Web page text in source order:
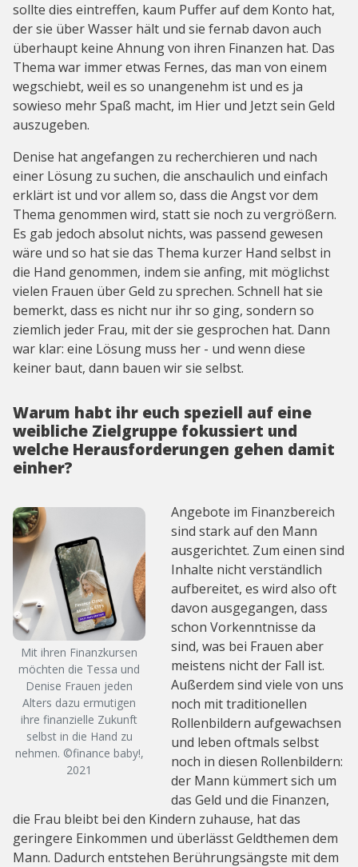
sollte dies eintreffen, kaum Puffer auf dem Konto hat,
der sie über Wasser hält und sie fernab davon auch
überhaupt keine Ahnung von ihren Finanzen hat. Das
Thema war immer etwas Fernes, das man von einem
wegschiebt, weil es so unangenehm ist und es ja
sowieso mehr Spaß macht, im Hier und Jetzt sein Geld
auszugeben.
Denise hat angefangen zu recherchieren und nach
einer Lösung zu suchen, die anschaulich und einfach
erklärt ist und vor allem so, dass die Angst vor dem
Thema genommen wird, statt sie noch zu vergrößern.
Es gab jedoch absolut nichts, was passend gewesen
wäre und so hat sie das Thema kurzer Hand selbst in
die Hand genommen, indem sie anfing, mit möglichst
vielen Frauen über Geld zu sprechen. Schnell hat sie
bemerkt, dass es nicht nur ihr so ging, sondern so
ziemlich jeder Frau, mit der sie gesprochen hat. Dann
war klar: eine Lösung muss her - und wenn diese
keiner baut, dann bauen wir sie selbst.
Warum habt ihr euch speziell auf eine
weibliche Zielgruppe fokussiert und
welche Herausforderungen gehen damit
einher?
Mit ihren Finanzkursen
möchten die Tessa und
Denise Frauen jeden
Alters dazu ermutigen
ihre finanzielle Zukunft
selbst in die Hand zu
nehmen. ©finance baby!,
2021
Angebote im Finanzbereich
sind stark auf den Mann
ausgerichtet. Zum einen sind
Inhalte nicht verständlich
aufbereitet, es wird also oft
davon ausgegangen, dass
schon Vorkenntnisse da
sind, was bei Frauen aber
meistens nicht der Fall ist.
Außerdem sind viele von uns
noch mit traditionellen
Rollenbildern aufgewachsen
und leben oftmals selbst
noch in diesen Rollenbildern:
der Mann kümmert sich um
das Geld und die Finanzen,
die Frau bleibt bei den Kindern zuhause, hat das
geringere Einkommen und überlässt Geldthemen dem
Mann. Dadurch entstehen Berührungsängste mit dem